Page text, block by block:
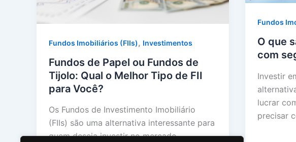
Fundos Imobiliários (FIIs), Investimentos
Fundos de Papel ou Fundos de
Tijolo: Qual o Melhor Tipo de FII
para Você?
Os Fundos de Investimento Imobiliário
(FIIs) são uma alternativa interessante para
quem deseja investir no mercado
Fundos
O que
com
Investir
lucrar
precisar